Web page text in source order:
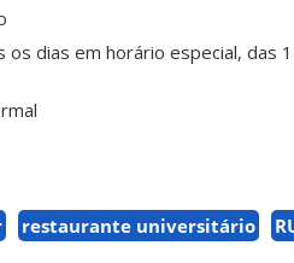
dias em horário especial, das
restaurante universitário